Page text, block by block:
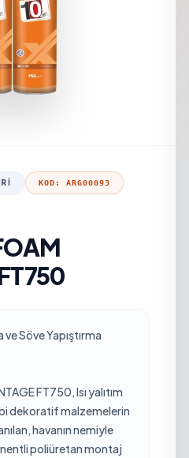
KOD: ARG00093
Söve Yapıştırma
FT750, Isı yalıtım
dekoratif malzemelerin
havanın nemiyle
poliüretan montaj